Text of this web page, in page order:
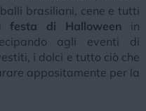
brasiliani, cene e tutti
festa di Halloween in
agli eventi di
i dolci e tutto ciò che
appositamente per la